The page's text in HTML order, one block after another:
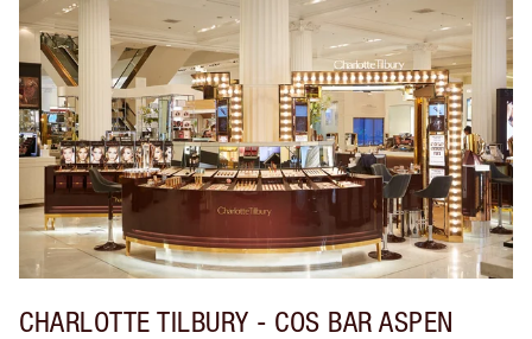
CHARLOTTE TILBURY - COS BAR ASPEN